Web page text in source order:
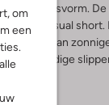
om
een
fijne pasvorm.
of een casual
van
veelzijdige